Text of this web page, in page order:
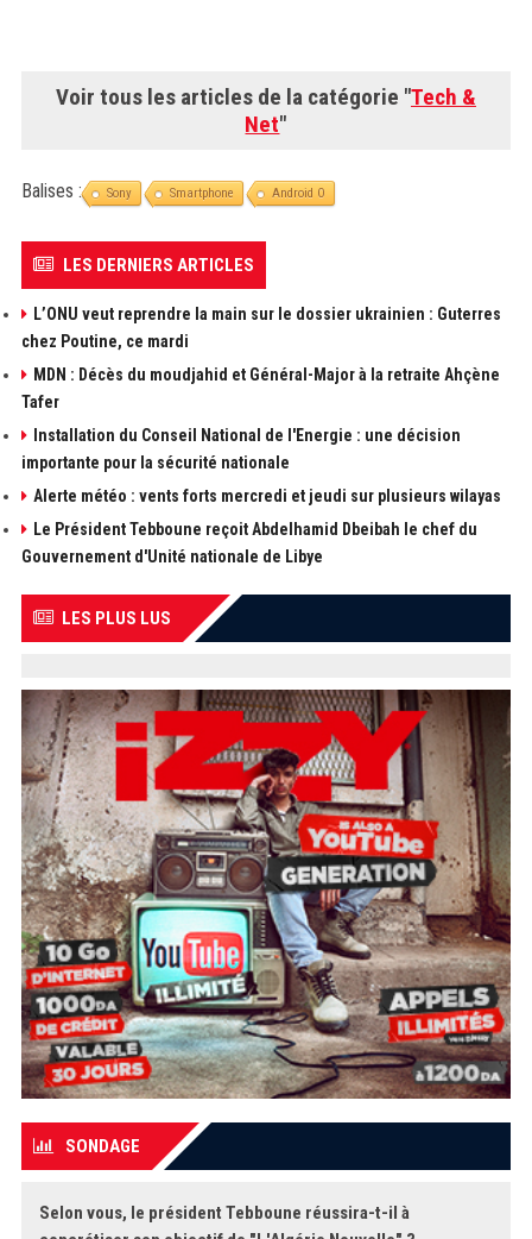
Voir tous les articles de la catégorie "Tech &
Net"
Balises : Sony Smartphone Android O
LES DERNIERS ARTICLES
L’ONU veut reprendre la main sur le dossier ukrainien : Guterres
chez Poutine, ce mardi
MDN : Décès du moudjahid et Général-Major à la retraite Ahçène
Tafer
Installation du Conseil National de l'Energie : une décision
importante pour la sécurité nationale
Alerte météo : vents forts mercredi et jeudi sur plusieurs wilayas
Le Président Tebboune reçoit Abdelhamid Dbeibah le chef du
Gouvernement d'Unité nationale de Libye
LES PLUS LUS
SONDAGE
Selon vous, le président Tebboune réussira-t-il à